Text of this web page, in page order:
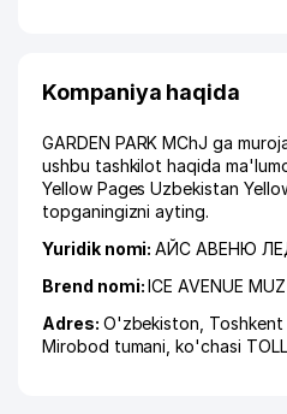
Kompaniya haqida
GARDEN PARK MChJ ga
ushbu tashkilot haqida
Yellow Pages Uzbekistan
topganingizni ayting.
Yuridik nomi:АЙС АВЕНЮ
Brend nomi:ICE AVENUE
Adres: O'zbekiston,
Mirobod tumani ,ko'chasi